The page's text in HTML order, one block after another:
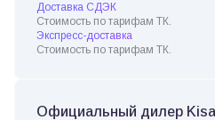
Доставка СДЭК
Стоимость по тарифам ТК.
Экспресс-доставка
Стоимость по тарифам ТК.
Официальный дилер